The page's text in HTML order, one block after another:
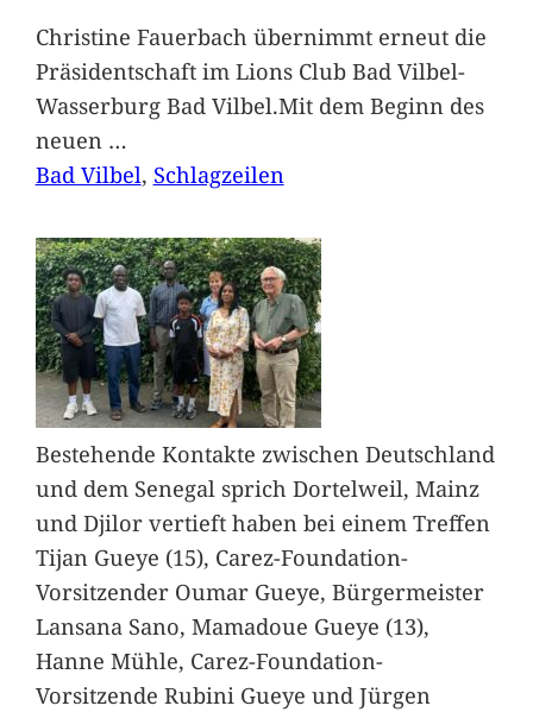
Christine Fauerbach übernimmt erneut die
Präsidentschaft im Lions Club Bad Vilbel-
Wasserburg Bad Vilbel.Mit dem Beginn des
neuen …
Bad Vilbel, Schlagzeilen
Bestehende Kontakte zwischen Deutschland
und dem Senegal sprich Dortelweil, Mainz
und Djilor vertieft haben bei einem Treffen
Tijan Gueye (15), Carez-Foundation-
Vorsitzender Oumar Gueye, Bürgermeister
Lansana Sano, Mamadoue Gueye (13),
Hanne Mühle, Carez-Foundation-
Vorsitzende Rubini Gueye und Jürgen